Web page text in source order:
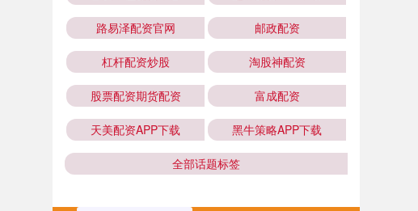
路易泽配资官网 邮政配资
杠杆配资炒股 淘股神配资
股票配资期货配资 富成配资
天美配资APP下载 黑牛策略APP下载
全部话题标签